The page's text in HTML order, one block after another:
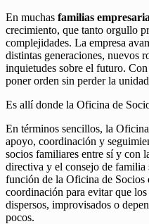
En muchas familias
crecimiento, que tanto orgullo
complejidades. La empresa
distintas generaciones, nuevos
inquietudes sobre el futuro.
poner orden sin perder la
Es allí donde la Oficina de
En términos sencillos, la
apoyo, coordinación y
socios familiares entre sí y con
directiva y el consejo de
función de la Oficina de Socios
coordinación para evitar que
dispersos, improvisados o
pocos.